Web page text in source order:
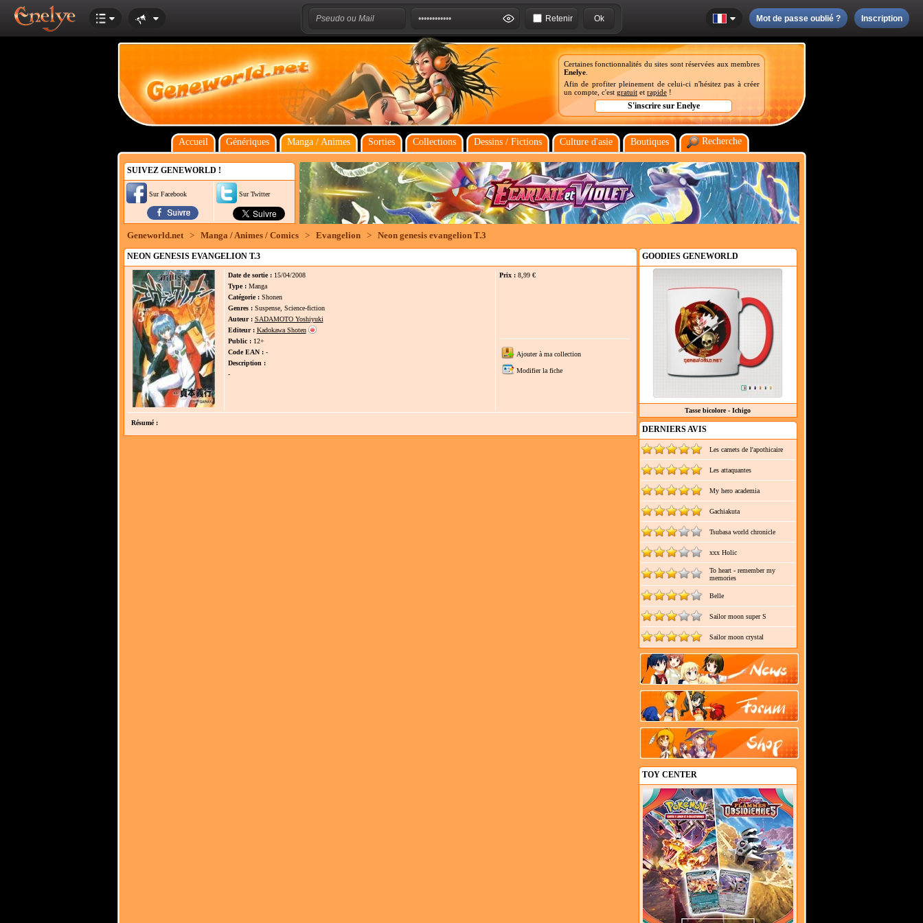
Retenir Mot de passe oublié ? Inscription
Certaines fonctionnalités du sites sont réservées aux membres
Enelye
Afin de profiter pleinement de celui-ci n'hésitez pas à créer
un compte, c'est gratuit et rapide !
Accueil Génériques Manga / Animes Sorties Collections Dessins / Fictions Culture d'asie Boutiques Recherche
SUIVEZ GENEWORLD !
Sur Facebook Sur Twitter
Geneworld.net > Manga / Animes / Comics > Evangelion > Neon genesis evangelion T.3
NEON GENESIS EVANGELION T.3
Date de sortie :15/04/2008
Type : Manga
Catégorie :Shonen
Genres :Suspense, Science-fiction
Auteur : SADAMOTO Yoshiyuki
Editeur : Kadokawa Shoten
Public :12+
Code EAN : -
Description :
-
Prix : 8,99 €
Ajouter à ma collection
Modifier la fiche
Résumé :
GOODIES GENEWORLD
Tasse bicolore - Ichigo
DERNIERS AVIS
Les carnets de l'apothicaire
Les attaquantes
My hero academia
Gachiakuta
Tsubasa world chronicle
xxx Holic
To heart - remember my
memories
Belle
Sailor moon super S
Sailor moon crystal
TOY CENTER